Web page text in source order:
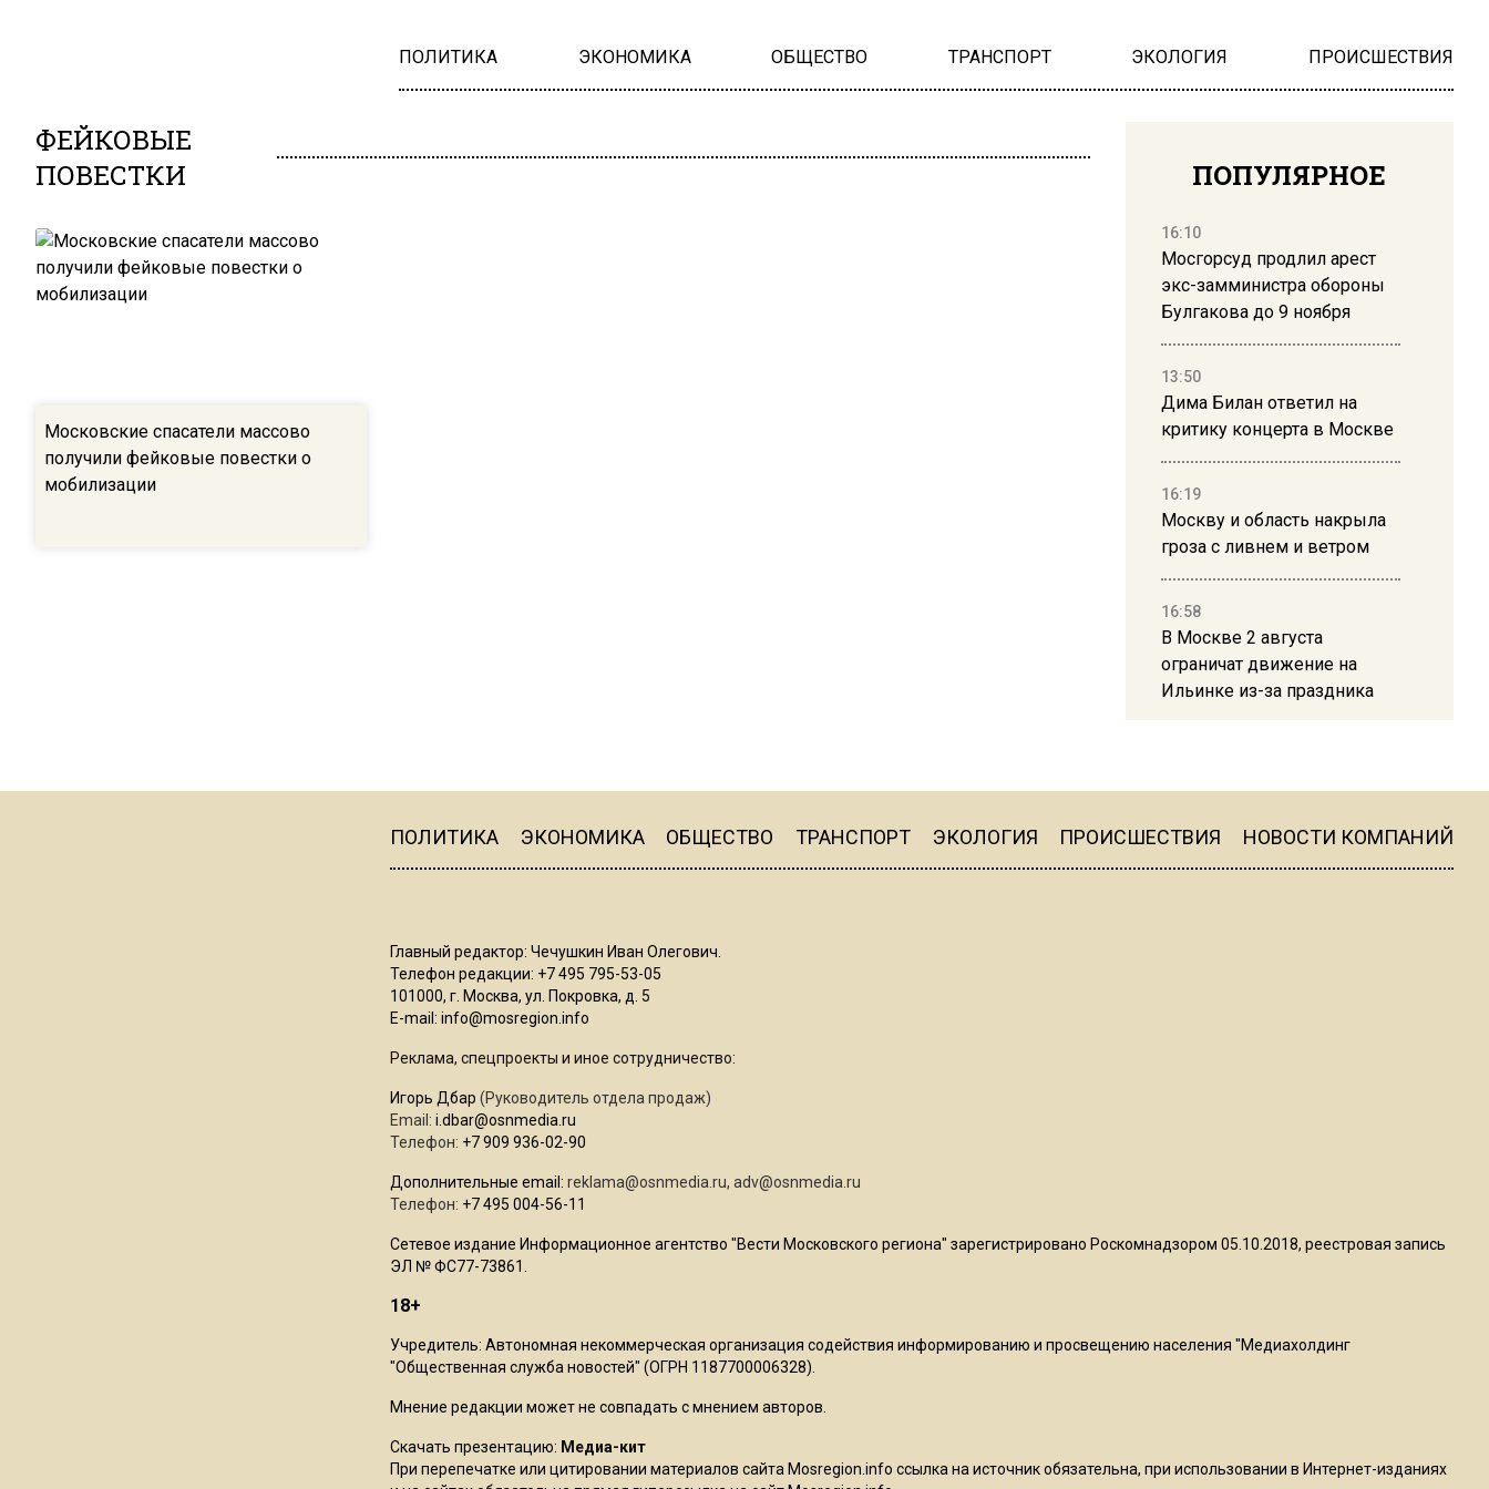
ПОЛИТИКА ЭКОНОМИКА ОБЩЕСТВО ТРАНСПОРТ ЭКОЛОГИЯ ПРОИСШЕСТВИЯ
ФЕЙКОВЫЕ
ПОВЕСТКИ
Московские спасатели массово
получили фейковые повестки о
мобилизации
ПОПУЛЯРНОЕ
16:10
Мосгорсуд продлил арест
экс-замминистра обороны
Булгакова до 9 ноября
13:50
Дима Билан ответил на
критику концерта в Москве
16:19
Москву и область накрыла
гроза с ливнем и ветром
16:58
В Москве 2 августа
ограничат движение на
Ильинке из-за праздника
Telegram после обвинений
Роман Терюшков назвал
ПОЛИТИКА ЭКОНОМИКА ОБЩЕСТВО ТРАНСПОРТ ЭКОЛОГИЯ ПРОИСШЕСТВИЯ НОВОСТИ КОМПАНИЙ
Главный редактор: Чечушкин Иван Олегович.
Телефон редакции: +7 495 795-53-05
101000, г. Москва, ул. Покровка, д. 5
E-mail: info@mosregion.info
Реклама, спецпроекты и иное сотрудничество:
Игорь Дбар (Руководитель отдела продаж)
Email: i.dbar@osnmedia.ru
Телефон: +7 909 936-02-90
Дополнительные email: reklama@osnmedia.ru, adv@osnmedia.ru
Телефон: +7 495 004-56-11
Сетевое издание Информационное агентство "Вести Московского региона" зарегистрировано Роскомнадзором 05.10.2018, реестровая запись
ЭЛ № ФС77-73861.
18+
Учредитель: Автономная некоммерческая организация содействия информированию и просвещению населения "Медиахолдинг
"Общественная служба новостей" (ОГРН 1187700006328).
Мнение редакции может не совпадать с мнением авторов.
Скачать презентацию: Медиа-кит
При перепечатке или цитировании материалов сайта Mosregion.info ссылка на источник обязательна, при использовании в Интернет-изданиях